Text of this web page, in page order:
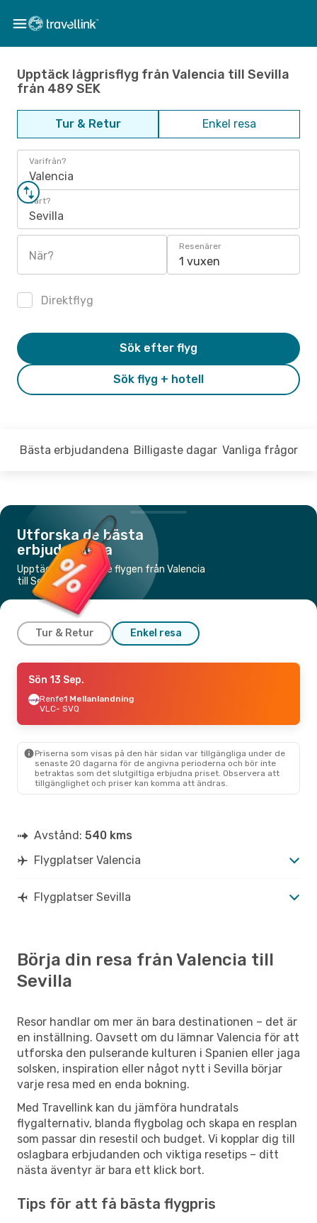
Upptäck lågprisflyg från Valencia till Sevilla
från 489 SEK
Tur & Retur Enkel resa
Varifrån?
Valencia
Vart?
Sevilla
När?
Resenärer
1 vuxen
Direktflyg
Sök flyg + hotell
Sök efter flyg
Bästa erbjudandena Billigaste dagar Vanliga frågor
Utforska de bästa
erbjudandena
Upptäck de billigaste flygen från Valencia
till Sevilla
Tur & Retur Enkel resa
Tors 3 Sep.
Renfe1 Mellanlandning
VLC- SVQ
SVQ- VLC
Sön 13 Sep.
Renfe1 Mellanlandning
VLC- SVQ
Priserna som visas på den här sidan var tillgängliga under de
senaste 20 dagarna för de angivna perioderna och bör inte
betraktas som det slutgiltiga erbjudna priset. Observera att
tillgänglighet och priser kan komma att ändras.
Avstånd: 540 kms
Flygplatser Valencia
Flygplatser Sevilla
Börja din resa från Valencia till
Sevilla
Resor handlar om mer än bara destinationen – det är
en inställning. Oavsett om du lämnar Valencia för att
utforska den pulserande kulturen i Spanien eller jaga
solsken, inspiration eller något nytt i Sevilla börjar
varje resa med en enda bokning.
Med Travellink kan du jämföra hundratals
flygalternativ, blanda flygbolag och skapa en resplan
som passar din resestil och budget. Vi kopplar dig till
oslagbara erbjudanden och viktiga resetips – ditt
nästa äventyr är bara ett klick bort.
Tips för att få bästa flygpris